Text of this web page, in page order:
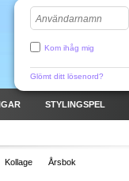
Användarnamn
Kom ihåg mig
Glömt ditt lösenord?
STYLINGSPEL
Kollage Årsbok